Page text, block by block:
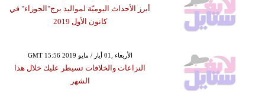
أبرز الأحداث اليوميّة لمواليد برج"الجوزاء" في
كانون الأول 2019
GMT 15:56 2019 الأربعاء ,01 أيار / مايو
النزاعات والخلافات تسيطر عليك خلال هذا
الشهر